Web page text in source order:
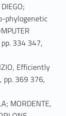
phylogenetic
334 347,
Efficiently
369 376,
MORDENTE,